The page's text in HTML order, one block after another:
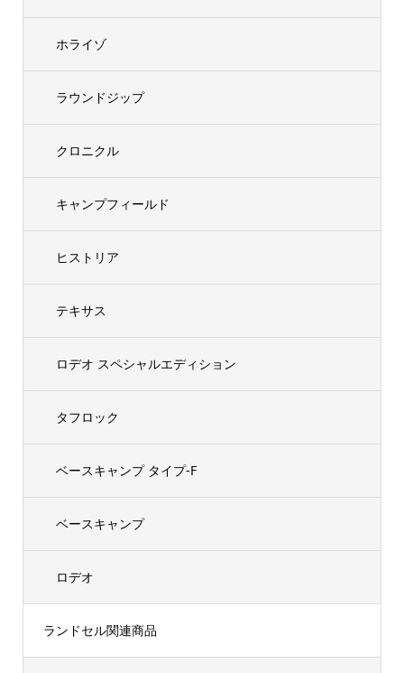
ホライゾ
ラウンドジップ
クロニクル
キャンプフィールド
ヒストリア
テキサス
ロデオ スペシャルエディション
タフロック
ベースキャンプ タイプ-F
ベースキャンプ
ロデオ
ランドセル関連商品